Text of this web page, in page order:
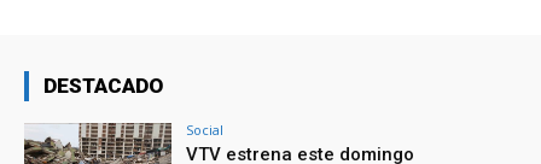
DESTACADO
Social
VTV estrena este domingo